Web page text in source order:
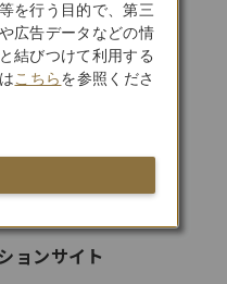
イン
はこちら
ョンサイト
を行う目的で、第三
広告データなどの情
結びつけて利用する
こちらを参照くださ